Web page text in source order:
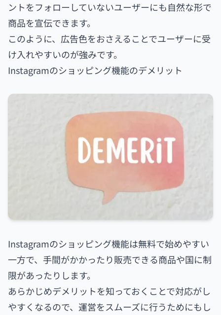
ントをフォローしていないユーザーにも自然な形で
商品を宣伝できます。
このように、広告色をおさえることでユーザーに受
け入れやすいのが強みです。
Instagramのショッピング機能のデメリット
Instagramのショッピング機能は無料で始めやすい
一方で、手間がかかったり販売できる商品や国に制
限があったりします。
あらかじめデメリットを知っておくことで対応がし
やすくなるので、運営をスムーズに行うためにもし